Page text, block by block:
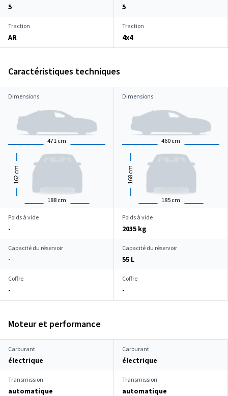
5 5
Traction
AR
Traction
4x4
Caractéristiques techniques
Dimensions
471 cm
188 cm
162
cm
Dimensions
460 cm
185 cm
168
cm
Poids à vide
-
Poids à vide
2035 kg
Capacité du réservoir
-
Capacité du réservoir
55 L
Coffre
-
Coffre
-
Moteur et performance
Carburant
électrique
Carburant
électrique
Transmission
automatique
Transmission
automatique